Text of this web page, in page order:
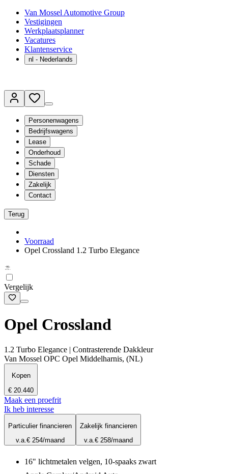
Van Mossel Automotive Group
Vestigingen
Werkplaatsplanner
Vacatures
Klantenservice
nl - Nederlands
Personenwagens
Bedrijfswagens
Lease
Onderhoud
Schade
Diensten
Zakelijk
Contact
Terug
Voorraad
Opel Crossland 1.2 Turbo Elegance
Vergelijk
Opel Crossland
1.2 Turbo Elegance | Contrasterende Dakkleur
Van Mossel OPC Opel Middelharnis, (NL)
Kopen
€ 20.440
Maak een proefrit
Ik heb interesse
Particulier financieren
v.a.€ 254/maand
Zakelijk financieren
v.a.€ 258/maand
16" lichtmetalen velgen, 10-spaaks zwart